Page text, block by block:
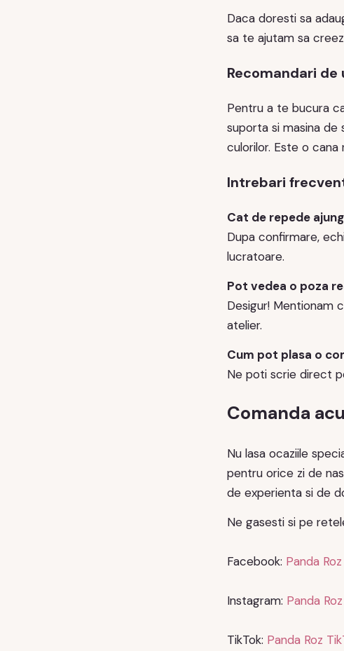
Daca doresti sa
sa te ajutam sa
Recomandari
Pentru a te bucura
suporta si masina
culorilor. Este o cana
Intrebari
Cat de repede
Dupa confirmare,
lucratoare.
Pot vedea o poza
Desigur! Mentionam
atelier.
Cum pot plasa o
Ne poti scrie direct
Comanda
Nu lasa ocaziile
pentru orice zi de
de experienta si de
Ne gasesti si pe
Facebook: Panda
Instagram: Panda
TikTok: Panda Roz